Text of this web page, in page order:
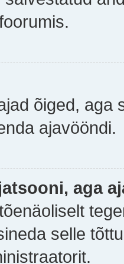
õiged, aga
ajavööndi.
aga
selle